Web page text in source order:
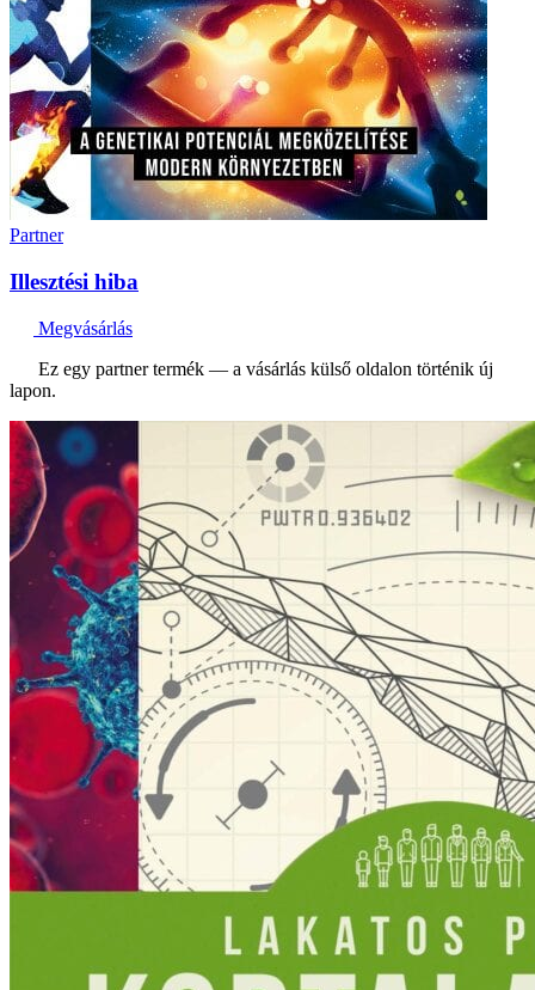
Partner
Illesztési hiba
Megvásárlás
Ez egy partner termék — a vásárlás külső oldalon történik új
lapon.